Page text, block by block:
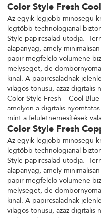
Color Style Fresh
Az egyik legjobb minőségű
legtöbb technológiánál
Style papírcsalád utódja.
alapanyag, amely
papír megfelelő volumene
mélységet, de
kínál. A papírcsaládnak
világos tónusú, azaz digitális
Color Style Fresh – Cool
amelyen a digitális
mint a felületnemesítések
Color Style Fresh
Az egyik legjobb minőségű
legtöbb technológiánál
Style papírcsalád utódja.
alapanyag, amely
papír megfelelő volumene
mélységet, de
kínál. A papírcsaládnak
világos tónusú, azaz digitális